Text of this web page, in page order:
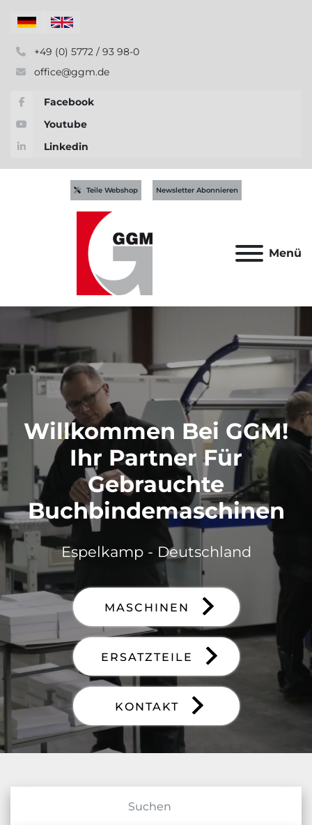
+49 (0) 5772 / 93 98-0
office@ggm.de
Facebook
Youtube
Linkedin
Menü
Teile Webshop Newsletter Abonnieren
Willkommen Bei GGM!
Ihr Partner Für
Gebrauchte
Buchbindemaschinen
Espelkamp - Deutschland
MASCHINEN
ERSATZTEILE
KONTAKT